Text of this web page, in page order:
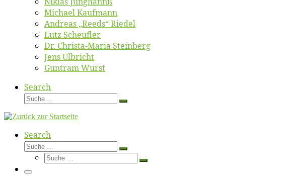
Mi­cha­el Kaufmann
An­dre­as „Reeds“ Riedel
Lutz Scheuf­ler
Dr. Chris­­ta-Ma­ria Steinberg
Jens Ulb­richt
Gun­tram Wurst
Search
Suche
Suche
Search
Suche
Suche
Suche
Suche
Menü